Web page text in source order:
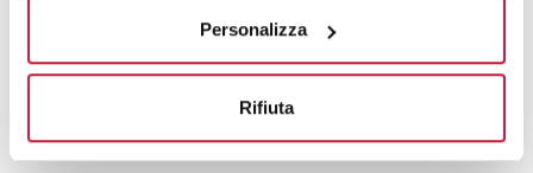
Personalizza
Rifiuta